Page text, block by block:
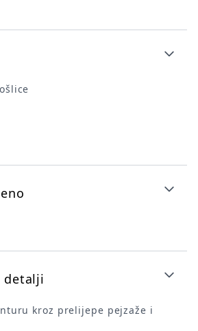
detalji
kroz prelijepe pejzaže i